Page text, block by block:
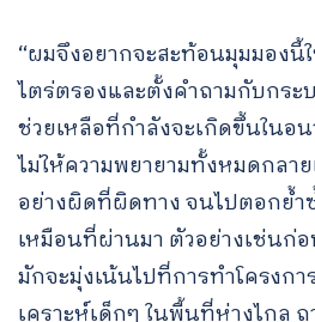
“ผมจึงอยากจะสะท้อนมุมมอง
ไตร่ตรองและตั้งคำถามกับกระ
ช่วยเหลือที่กำลังจะเกิดขึ้นในอ
ไม่ให้ความพยายามทั้งหมดกลา
อย่างผิดที่ผิดทาง จนไปตอกย้ำ
เหมือนที่ผ่านมา ตัวอย่างเช่นก่
มักจะมุ่งเน้นไปที่การทำโครงกา
เคราะห์เด็กๆ ในพื้นที่ห่างไกล